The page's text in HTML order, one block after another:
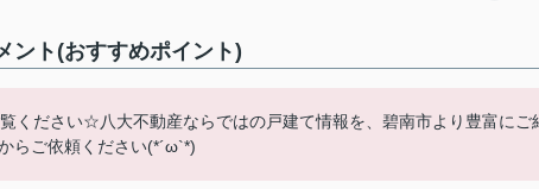
ト(おすすめポイント)
ください☆八大不動産ならではの戸建て情報を、碧南市より豊富にご
らご依頼ください(*´ω`*)